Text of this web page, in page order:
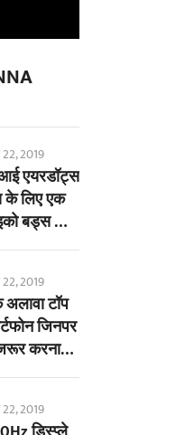
2019
एयरडॉट्स
के लिए एक
बड्स का
2019
टॉप
जिनपर
करना
2019